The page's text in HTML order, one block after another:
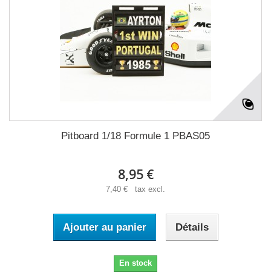
Pitboard 1/18 Formule 1 PBAS05
8,95 €
7,40 € tax excl.
Ajouter au panier Détails
En stock